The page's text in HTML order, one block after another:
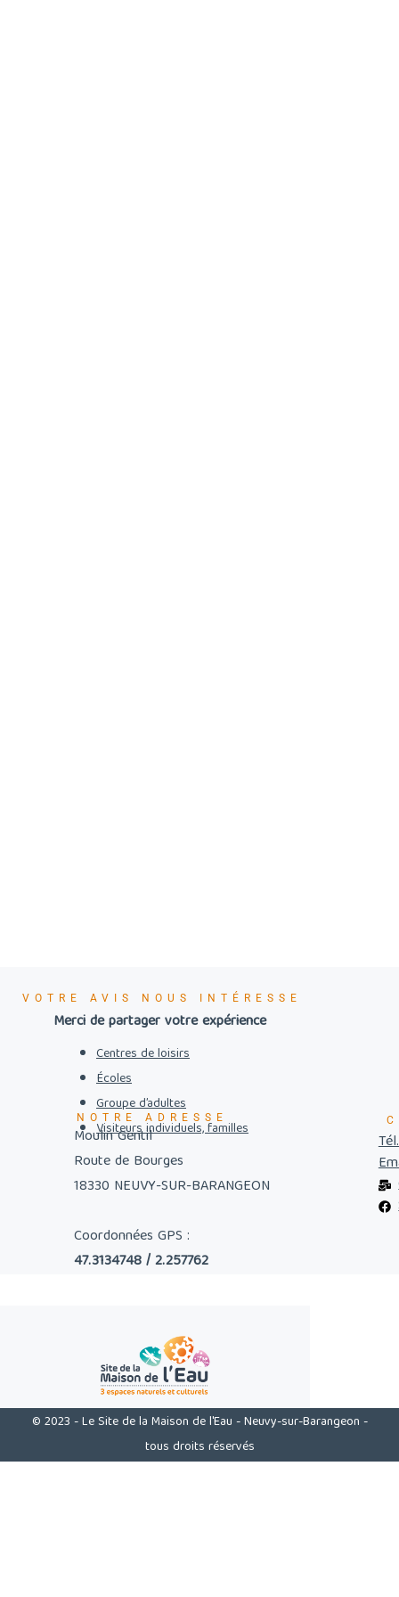
VOTRE AVIS NOUS INTÉRESSE
Merci de partager votre expérience
Centres de loisirs
Écoles
Groupe d’adultes
Visiteurs individuels, familles
NOTRE ADRESSE
Moulin Gentil
Route de Bourges
18330 NEUVY-SUR-BARANGEON
Coordonnées GPS :
47.3134748 / 2.257762
© 2023 - Le Site de la Maison de l'Eau - Neuvy-sur-Barangeon -
tous droits réservés